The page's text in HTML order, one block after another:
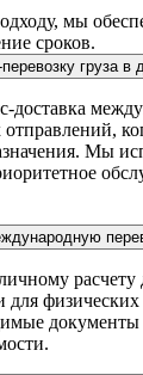
мы
сроков.
груза в
доставка
Мы
для